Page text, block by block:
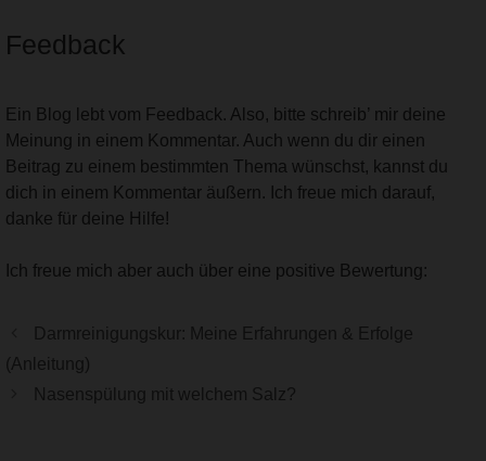
Feedback
Ein Blog lebt vom Feedback. Also, bitte schreib’ mir deine
Meinung in einem Kommentar. Auch wenn du dir einen
Beitrag zu einem bestimmten Thema wünschst, kannst du
dich in einem Kommentar äußern. Ich freue mich darauf,
danke für deine Hilfe!
Ich freue mich aber auch über eine positive Bewertung:
Darmreinigungskur: Meine Erfahrungen & Erfolge
(Anleitung)
Nasenspülung mit welchem Salz?